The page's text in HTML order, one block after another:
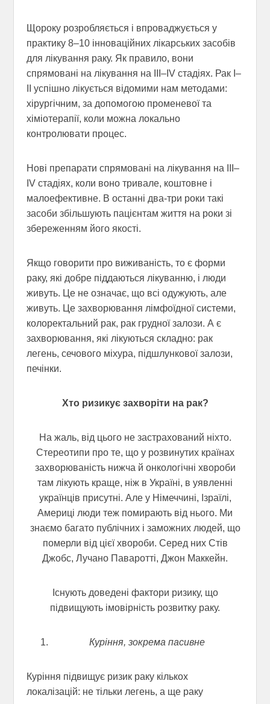
Щороку розробляється і впроваджується у
практику 8–10 інноваційних лікарських засобів
для лікування раку. Як правило, вони
спрямовані на лікування на III–IV стадіях. Рак I–
II успішно лікується відомими нам методами:
хірургічним, за допомогою променевої та
хіміотерапії, коли можна локально
контролювати процес.
Нові препарати спрямовані на лікування на III–
IV стадіях, коли воно тривале, коштовне і
малоефективне. В останні два-три роки такі
засоби збільшують пацієнтам життя на роки зі
збереженням його якості.
Якщо говорити про виживаність, то є форми
раку, які добре піддаються лікуванню, і люди
живуть. Це не означає, що всі одужують, але
живуть. Це захворювання лімфоїдної системи,
колоректальний рак, рак грудної залози. А є
захворювання, які лікуються складно: рак
легень, сечового міхура, підшлункової залози,
печінки.
Хто ризикує захворіти на рак?
На жаль, від цього не застрахований ніхто.
Стереотипи про те, що у розвинутих країнах
захворюваність нижча й онкологічні хвороби
там лікують краще, ніж в Україні, в уявленні
українців присутні. Але у Німеччині, Ізраїлі,
Америці люди теж помирають від нього. Ми
знаємо багато публічних і заможних людей, що
померли від цієї хвороби. Серед них Стів
Джобс, Лучано Паваротті, Джон Маккейн.
Існують доведені фактори ризику, що
підвищують імовірність розвитку раку.
Куріння, зокрема пасивне
Куріння підвищує ризик раку кількох
локалізацій: не тільки легень, а ще раку